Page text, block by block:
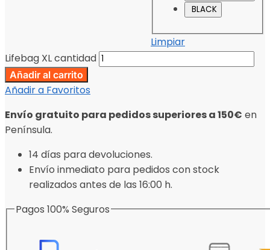
BLACK
Limpiar
Lifebag XL cantidad
Añadir al carrito
Añadir a Favoritos
Envío gratuito para pedidos superiores a 150€ en
Península.
14 días para devoluciones.
Envío inmediato para pedidos con stock
realizados antes de las 16:00 h.
Pagos 100% Seguros